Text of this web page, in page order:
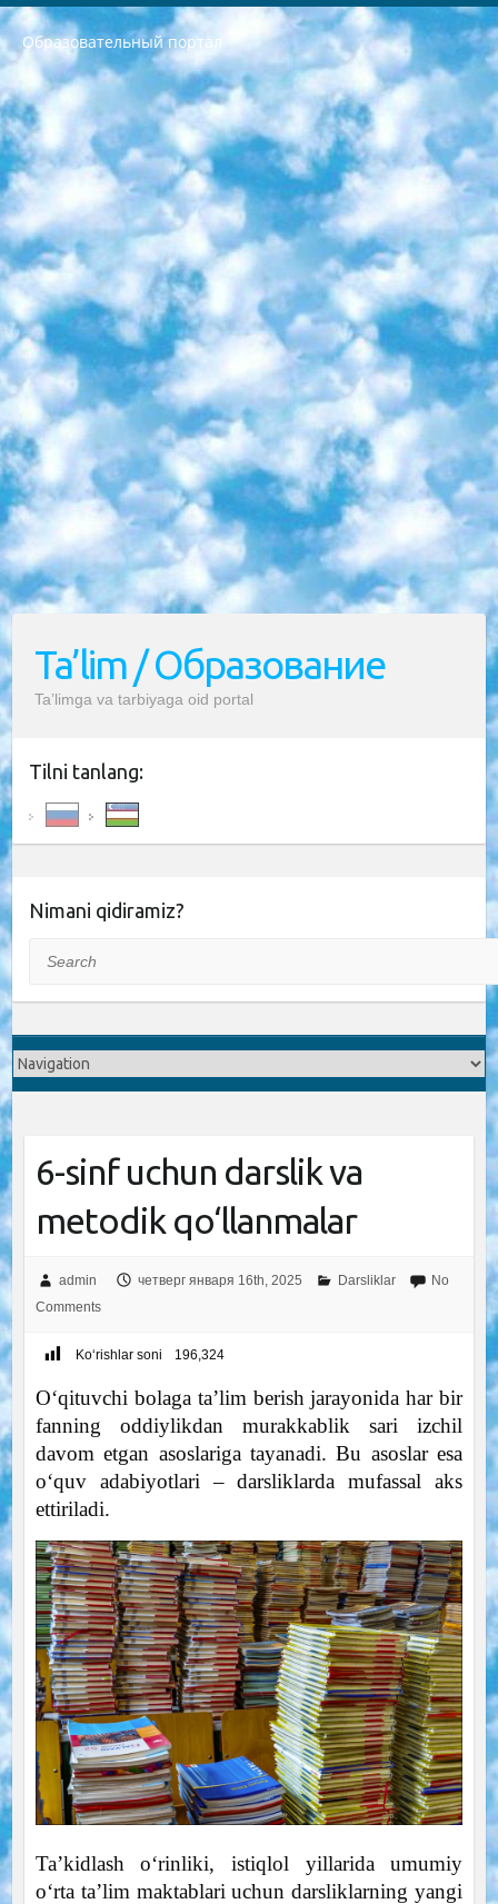
Образовательный портал
РЕСПУБЛИКА УЗБЕКИСТАН МИНИСТРЕРСТВО ДОШКОЛЬНОГО И ШКОЛЬНОГО ОБРАЗОВАНИЯ КОМАНДА в общеобразовательных учреждениях в 2023-2024 учебном году организация и проведение итоговой государственной аттестации обучающихся о Министра дошкольного и школьного образования Республики Узбекистан от 4 марта 2008 года (постановлением Минюста от 20 марта 2008 года № 1778 государственной регистрации) «Итоговое состояние учащихся общего среднего образования на основании положения об утверждении положения об аттестации общего среднего образования выпускной экзамен студентов в образовательных учреждениях в 2023-2024 учебном году В целях организации и прохождения аттестации приказываю: 1. Следующее: перечень предметов, по которым будет проводиться итоговая государственная аттестация и экзамен формы перевода согласно приложению 1; сертификаты международного образца, оценивающие уровень владения иностранными языками перечень согласно приложению 2; 2. Педагогический при специализированных образовательных учреждениях. научно-практический центр квалификации и международной оценки (Д.Давидова) 2024 г. До 25 марта: задания по предметам, по которым будет проводиться итоговая аттестация разработка и утверждение технических условий; итоговая аттестация на основании разработанного предметного задания разработка вопросов по предметам (устно и письменно), экзамен передача; общеобразовательные средние школы и специальные учебные заведения учащиеся выпускных классов школ и интернатов в агентской системе подготовка базы данных экзаменационных материалов и критериев оценки; перевод базы экзаменационных материалов на все языки обучения подать в Республиканский образовательный центр для изготовления; варианты экзаменов на основе разработанных контрольных материалов пусть будут поставлены задачи формирования. 3. Республиканский образовательный центр (Ш.Худайкулов) до 5 апреля 2024 года. до: база данных предоставленных экзаменационных материалов на все языки обучения перевод и экспертиза; для слепых, слабовидящих, глухих, слабослышащих и умственно отсталых детей учащиеся выпускных классов специализированных школ и школ-интернатов база данных экзаменационных материалов на всех преподаваемых языках подготовка критериев оценки; специализированные школы для умственно отсталых детей и технологии для учащихся выпускных классов школ-интернатов разработка соответствующих рекомендаций и критериев проведения ЕГЭ по естествознанию давать задания. 4. Педагогический при специализированных образовательных учреждениях. Научно-практический центр навыков и международной оценки (Д.Давидова), Республика образовательный центр (Худайкулов Ш.) итоговый государственный аттестационный экзамен ориентирован на творческое и логическое мышление при подготовке базы материалов учитывать введение заданий. 5. Следует отметить, что: сертификат государственного образца о знании общеобразовательного предмета и как минимум национальный уровень B1 по предметам на иностранных языках, указанным в Приложении 2. или международно признанный сертификат эквивалентного уровня студенты, изучающие определенный предмет, освобождаются от экзамена; по соответствующим предметам запланирована итоговая государственная аттестация за день до дня, путем жеребьевки Рабочей группой (в письменной форме по предметам, проводимым в форме) из числа сформированных вариантов выбрано 2 варианта; 2 выбранных варианта экзамена анонсированы на официальном сайте министерства и все выпускники по всей стране на основе этих вариантов проводит итоговую государственную аттестацию. 6. Государственное образование учащихся средних общеобразовательных учреждений. знания в соответствии с квалификационными требованиями, которые необходимо приобрести на основании стандартов итоговый (выпускной) контроль для 9 и 11 классов в целях тестирования Экзамены (далее – экзамены) состоят из предметов, перечисленных в приложении 1. будет сделано. 7. Экзамены пройдут с 26 мая по 15 июня 2024 г. (кроме науки физического воспитания). 8. Физическая для учащихся 9 классов общесредних образовательных учреждений. Экзамены по предмету «Образование, квалификация медицина» 1-6 мая 2024 года. сотрудники перевести под присмотр (с отклонениями в физическом или умственном развитии) специализированная школа для детей, школы-интернаты и со сколиозом школы-интернаты санаторного типа для больных детей исключены). 9. Он был слепым, слабовидящим и имел нарушения опорно-двигательного аппарата. экзамены в специализированных школах и интернатах для детей должны проводиться исходя из требований, предъявляемых к общеобразовательным учреждениям (физкультура кроме науки). 10. Специализированная школа для глухих и слабослышащих детей. и экзамены в интернатах и быть реализован в виде письменного теста по математике. 11. Специальность для умственно отсталых детей. Для 9 класса Родной язык и литературное письмо Государственный язык (язык обучения – узбекский). для неклассов) написано Математическое письмо Письменная/устная история Узбекистана Физическое воспитание практично Итоговый контроль Для 11 класса Написание родного языка и литературы (эссе) Математическое письмо Узбекский язык (обучение на узбекском языке) не посещающее общее среднее образование для учреждений)/Образовательное учреждение выбор письменный и устный Иностранный язык письменный/устный Письменная/устная история Узбекистана *По выбору студента:  Химия  Физика  Основы государственного права  География 10 бесплатных образовательных ресурсов - Мы составили подборку онлайн-проектов с интерактивными упражнениями, видеолекциями и статьями. Они помогут вам обрести новые и освежить старые знания бесплатно. 1. «ИНТУИТ» Старейшая образовательная площадка Рунета. Здесь вы найдёте сотни текстовых и видеокурсов на десятки различных тем — от программирования до психологии. Многие курсы подготовлены российскими университетами и крупными международными компаниями вроде Intel и Microsoft. Самостоятельное обучение бесплатное, но желающие могут оплатить услуги персональных наставников. 2. «Смартия» знакомит с актуальными профессиями и подсказывает, как им обучаться. Выбрав заинтересовавшую вас специальность — SMM-специалист, фотограф, веб-дизайнер или другую, — увидите список необходимых для неё умений. Чтобы вы могли освоить их самостоятельно, для каждого умения площадка отображает подборку ссылок на учебные материалы. Хотя «Смартия» ориентируется на русскоязычную аудиторию, часть контента всё же доступна только на английском. 3. «Лекторий Физтеха» Проект Московского физико-технического института (Физтеха). С его помощью вы можете смотреть онлайн серии лекций, записанные на видео в этом вузе. В числе доступных предметов — физика, биология, химия, информационные технологии и другие. К некоторым лекциям администрация ресурса прилагает готовые конспекты, которые можно скачивать в PDF-формате. 4. ITMOcourses Онлайн-площадка Санкт-Петербургского национального исследовательского университета информационных технологий, механики и оптики (ИТМО). Ресурс предоставляет свободный доступ к курсам, разработанным в этом вузе. Каталог материалов разбит на четыре категории: «Оптические системы и технологии», «Приборостроение и робототехника», «Информационные технологии» и «Биотехнологии». Курсы состоят из видеолекций, интерактивных демонстраций и заданий. 5. «КиберЛенинка» Электронная научная библиотека открытого доступа. Каталог площадки регулярно обрастает текстами статей из различных научных изданий. Сгруппированные по журналам и рубрикам публикации можно читать онлайн или скачивать целиком в PDF-формате. Проект нацелен на популяризацию науки за счёт открытого доступа к качественной информации. 6. «ПостНаука» На этом ресурсе публикуют подборки видеолекций, составленные экспертами из разных отраслей и объединённые общими темами. Среди них, к примеру, есть серии «Биоинформатика и геномика», «Культура средневековой Скандинавии» и Cinema Studies о теории кино. Каждая подборка лекций — логически связанная история, рассказанная экспертом от первого лица. Кроме того, на сайте появляются научно-образовательные статьи и тесты на разные темы. 7. «Newочём» Команда проекта «Newочём» отбирает самые интересные тексты из англоязычных СМИ и переводит те из них, за которые голосуют участники сообщества «ВКонтакте». По большей части это научно-популярные статьи. Редакторы придумывают лишь заголовки, в остальном содержание переводов соответствует оригиналам. Полные тексты можно читать прямо в социальной сети. 8. InternetUrok Онлайн-база материалов по основным дисциплинам школьной программы. Информация на сайте структурирована по классам, предметам и темам (урокам). Каждый урок состоит из видеолекций и конспектов. Есть также интерактивные тренажёры и тесты для закрепления пройденного материала. Даже если вы давно окончили школу, возможность повторить программу старших классов всегда может пригодиться. 9. Edutainme Ещё один ресурс об образовании. В отличие от Newtonew, как мне кажется, Edutainme больше ориентируется на представителей индустрии: педагогов, предпринимателей, разработчиков образовательных проектов. Но и любой, кто просто стремится к саморазвитию, найдёт на сайте много полезного и интересного для себя. Например, информацию о новых курсах и образовательных сервисах. 10. Newtonew Онлайн-медиа об образовании и обучении в широком смысле. Авторы Newtonew пишут об инструментах, заведениях, тактиках и стратегиях, которые помогают учить других и получать новые знания самостоятельно. На этой площадке вы найдёте новости, обзоры, аналитические мат
Ta’lim / Образование
Ta’limga va tarbiyaga oid portal
Tilni tanlang:
Nimani qidiramiz?
6-sinf uchun darslik va
metodik qo‘llanmalar
admin четверг января 16th, 2025 Darsliklar
No
Comments
Ko‘rishlar soni 196,324
O‘qituvchi bolaga ta’lim berish jarayonida har bir
fanning oddiylikdan murakkablik sari izchil
davom etgan asoslariga tayanadi. Bu asoslar esa
o‘quv adabiyotlari – darsliklarda mufassal aks
ettiriladi.
Ta’kidlash o‘rinliki, istiqlol yillarida umumiy
o‘rta ta’lim maktablari uchun darsliklarning yangi